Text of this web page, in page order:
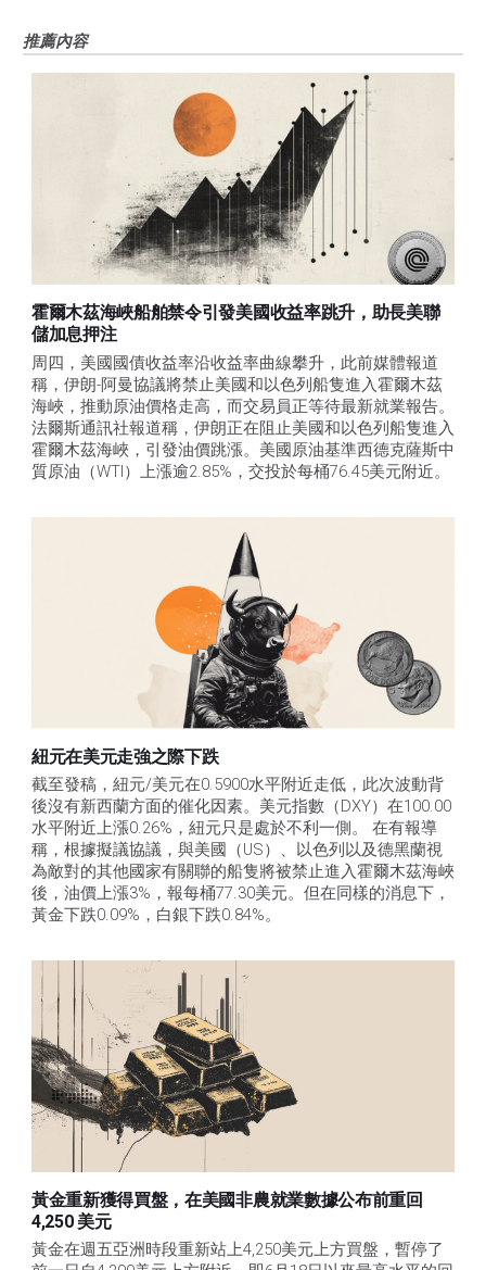
推薦內容
霍爾木茲海峽船舶禁令引發美國收益率跳升，助長美聯
儲加息押注
周四，美國國債收益率沿收益率曲線攀升，此前媒體報道
稱，伊朗-阿曼協議將禁止美國和以色列船隻進入霍爾木茲
海峽，推動原油價格走高，而交易員正等待最新就業報告。
法爾斯通訊社報道稱，伊朗正在阻止美國和以色列船隻進入
霍爾木茲海峽，引發油價跳漲。美國原油基準西德克薩斯中
質原油（WTI）上漲逾2.85%，交投於每桶76.45美元附近。
紐元在美元走強之際下跌
截至發稿，紐元/美元在0.5900水平附近走低，此次波動背
後沒有新西蘭方面的催化因素。美元指數（DXY）在100.00
水平附近上漲0.26%，紐元只是處於不利一側。 在有報導
稱，根據擬議協議，與美國（US）、以色列以及德黑蘭視
為敵對的其他國家有關聯的船隻將被禁止進入霍爾木茲海峽
後，油價上漲3%，報每桶77.30美元。但在同樣的消息下，
黃金下跌0.09%，白銀下跌0.84%。
黃金重新獲得買盤，在美國非農就業數據公布前重回
4,250 美元
黃金在週五亞洲時段重新站上4,250美元上方買盤，暫停了